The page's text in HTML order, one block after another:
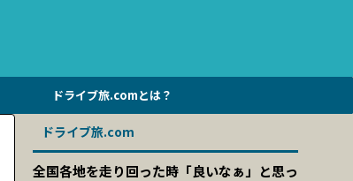
ドライブ旅.comとは？
ドライブ旅.com
全国各地を走り回った時「良いなぁ」と思っ